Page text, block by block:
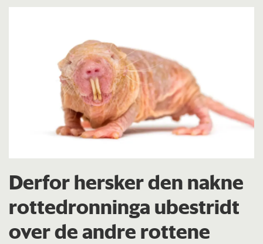
Derfor hersker den nakne
rottedronninga ubestridt
over de andre rottene